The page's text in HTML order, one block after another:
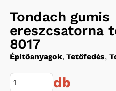
Tondach gumis
ereszcsatorna
8017
Építőanyagok, Tetőfedés,
db